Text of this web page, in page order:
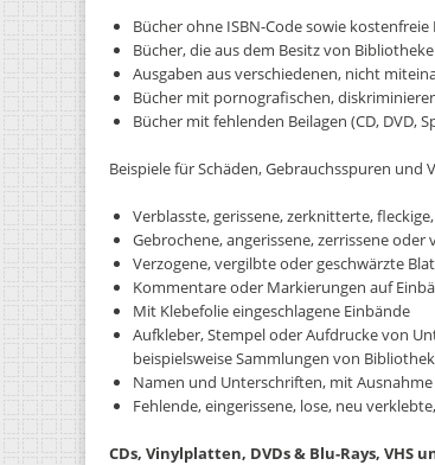
Bücher ohne ISBN-Code sowie
Bücher, die aus dem Besitz von
Ausgaben aus verschiedenen, nicht
Bücher mit pornografischen,
Bücher mit fehlenden Beilagen (CD, DVD,
Beispiele für Schäden, Gebrauchsspuren und
Verblasste, gerissene, zerknitterte,
Gebrochene, angerissene, zerrissene
Verzogene, vergilbte oder geschwärzte
Kommentare oder Markierungen auf
Mit Klebefolie eingeschlagene Einbände
Aufkleber, Stempel oder Aufdrucke von
beispielsweise Sammlungen von
Namen und Unterschriften, mit
Fehlende, eingerissene, lose, neu
CDs, Vinylplatten, DVDs & Blu-Rays, VHS